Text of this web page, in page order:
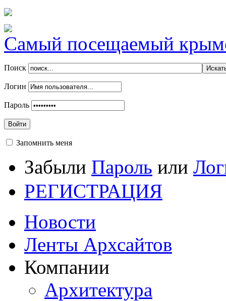
Самый посещаемый
Поиск
Логин
Пароль
Войти
Запомнить меня
Забыли Пароль или
РЕГИСТРАЦИЯ
Новости
Ленты Архсайтов
Компании
Архитектура